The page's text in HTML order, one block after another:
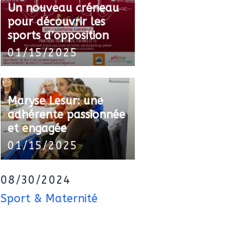
Un nouveau créneau
pour découvrir les
sports d’opposition
01/15/2025
Maryse Lesur: une
adhérente passionnée
et engagée
01/15/2025
08/30/2024
Sport & Maternité